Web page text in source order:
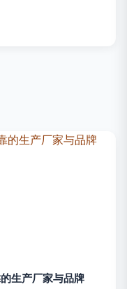
生产厂家与品牌